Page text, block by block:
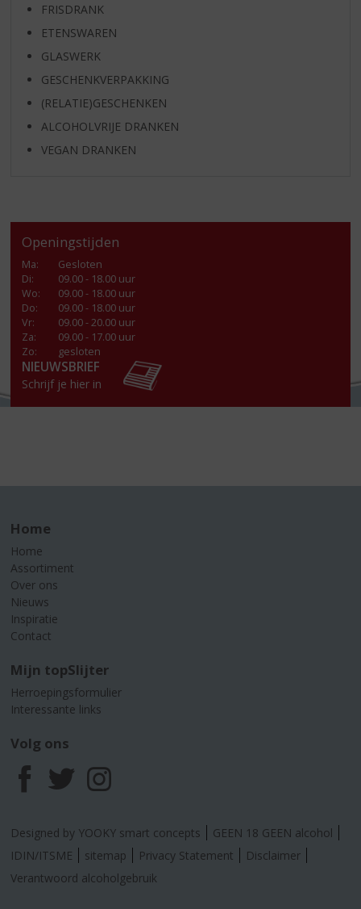
FRISDRANK
ETENSWAREN
GLASWERK
GESCHENKVERPAKKING
(RELATIE)GESCHENKEN
ALCOHOLVRIJE DRANKEN
VEGAN DRANKEN
Openingstijden
Ma:
Gesloten
Di:
09.00 - 18.00 uur
Wo:
09.00 - 18.00 uur
Do:
09.00 - 18.00 uur
Vr:
09.00 - 20.00 uur
Za:
09.00 - 17.00 uur
Zo:
gesloten
NIEUWSBRIEF
Schrijf je hier in
Home
Home
Assortiment
Over ons
Nieuws
Inspiratie
Contact
Mijn topSlijter
Herroepingsformulier
Interessante links
Volg ons
F
a
c
T
w
i
I
n
s
Designed by YOOKY smart concepts
GEEN 18 GEEN alcohol
IDIN/ITSME
sitemap Privacy Statement
Disclaimer
Verantwoord alcoholgebruik